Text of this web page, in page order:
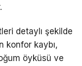
detaylı şekilde
konfor kaybı,
öyküsü ve